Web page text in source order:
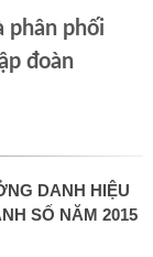
phân phối
đoàn
DANH HIỆU
SỐ NĂM 2015